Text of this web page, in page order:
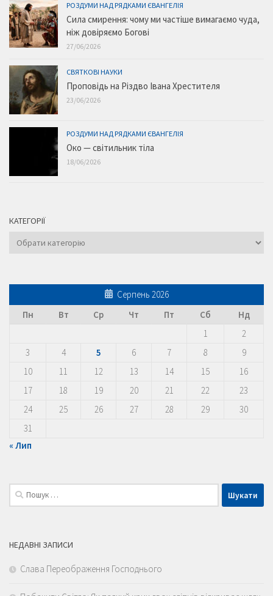
РОЗДУМИ НАД РЯДКАМИ ЄВАНГЕЛІЯ
Сила смирення: чому ми частіше вимагаємо чуда,
ніж довіряємо Богові
27/06/2026
СВЯТКОВІ НАУКИ
Проповідь на Різдво Івана Хрестителя
23/06/2026
РОЗДУМИ НАД РЯДКАМИ ЄВАНГЕЛІЯ
Око — світильник тіла
18/06/2026
КАТЕГОРІЇ
Категорії
Серпень 2026
Пн
Вт Ср Чт Пт Сб
Нд
1
2
3
4 5 6 7 8
9
10
11 12 13 14 15
16
17
18 19 20 21 22
23
24
25 26 27 28 29
30
31
« Лип
Пошук:
НЕДАВНІ ЗАПИСИ
Слава Переображення Господнього